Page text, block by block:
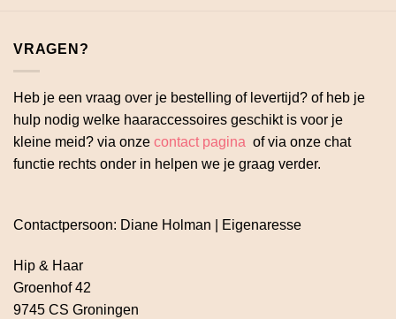
VRAGEN?
Heb je een vraag over je bestelling of levertijd? of heb je
hulp nodig welke haaraccessoires geschikt is voor je
kleine meid? via onze contact pagina of via onze chat
functie rechts onder in helpen we je graag verder.
Contactpersoon: Diane Holman | Eigenaresse
Hip & Haar
Groenhof 42
9745 CS Groningen